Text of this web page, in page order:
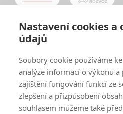
Nastavení cookies a
údajů
Soubory cookie používáme
analýze informací o výkonu a
zajištění fungování funkcí ze
zlepšení a přizpůsobení
souhlasem můžeme také